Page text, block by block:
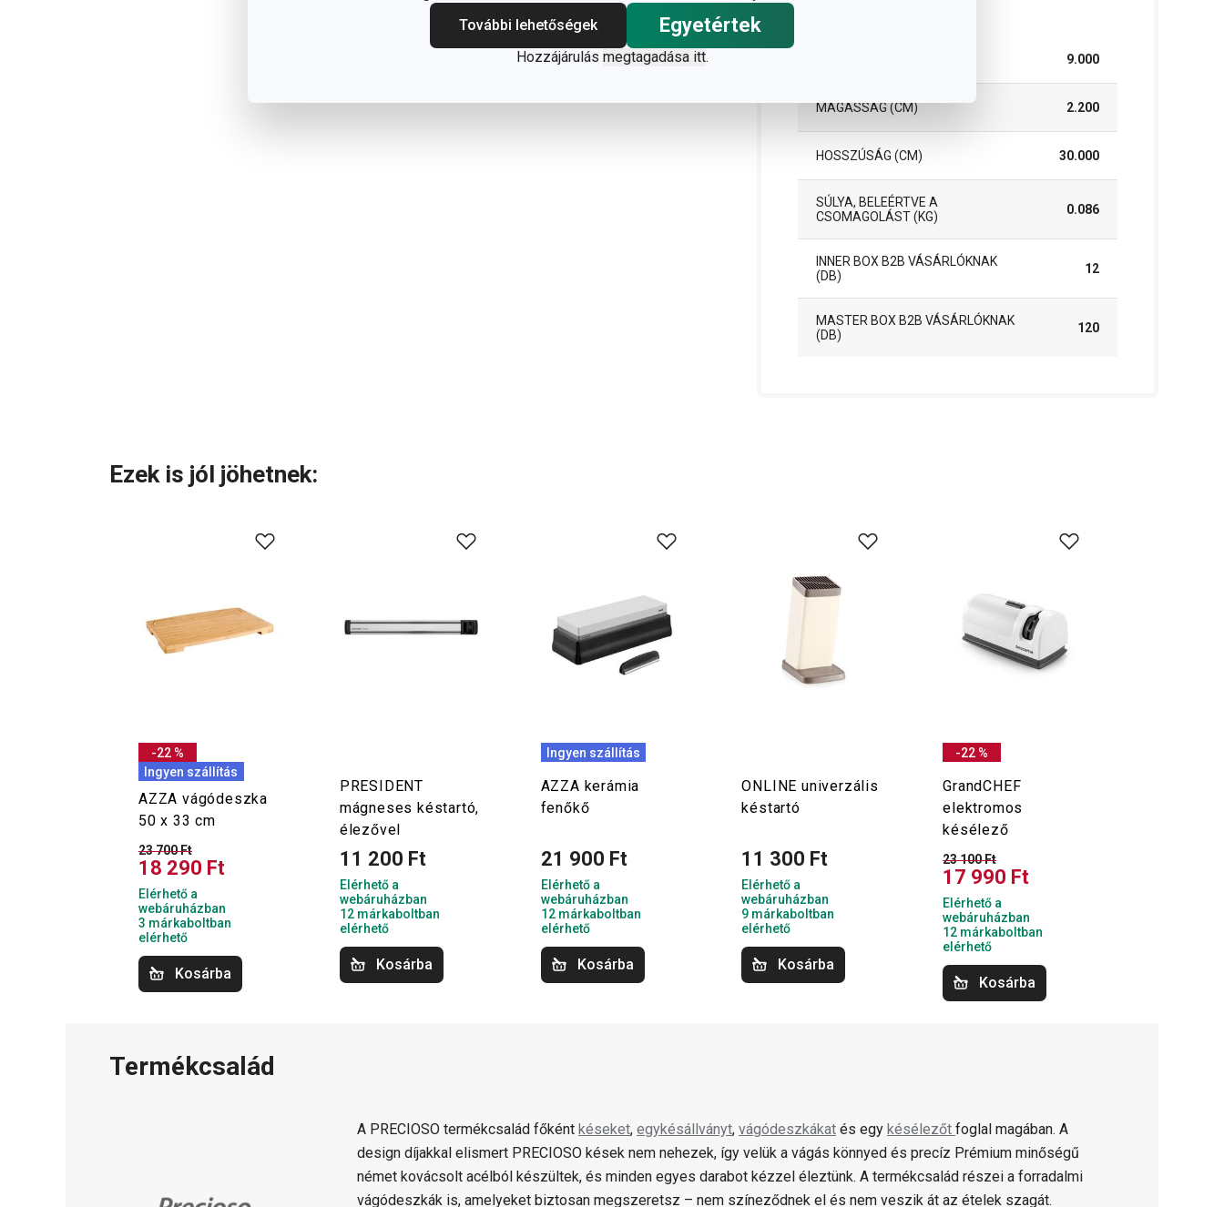
További lehetőségek
Egyetértek
Hozzájárulás megtagadása itt. 9.000
MAGASSÁG (CM) 2.200
HOSSZÚSÁG (CM) 30.000
SÚLYA, BELEÉRTVE A
CSOMAGOLÁST (KG)
0.086
INNER BOX B2B VÁSÁRLÓKNAK
(DB)
12
MASTER BOX B2B VÁSÁRLÓKNAK
(DB)
120
Ezek is jól jöhetnek:
-22 %
Ingyen szállítás
AZZA vágódeszka
50 x 33 cm
23 700 Ft
18 290 Ft
Elérhető a
webáruházban
3 márkaboltban
elérhető
Kosárba
PRESIDENT
mágneses késtartó,
élezővel
11 200 Ft
Elérhető a
webáruházban
12 márkaboltban
elérhető
Kosárba
Ingyen szállítás
AZZA kerámia
fenőkő
21 900 Ft
Elérhető a
webáruházban
12 márkaboltban
elérhető
Kosárba
ONLINE univerzális
késtartó
11 300 Ft
Elérhető a
webáruházban
9 márkaboltban
elérhető
Kosárba
-22 %
GrandCHEF
elektromos
késélező
23 100 Ft
17 990 Ft
Elérhető a
webáruházban
12 márkaboltban
elérhető
Kosárba
Termékcsalád
A PRECIOSO termékcsalád főként késeket, egykésállványt, vágódeszkákat és egy késélezőt foglal magában. A
design díjakkal elismert PRECIOSO kések nem nehezek, így velük a vágás könnyed és precíz Prémium minőségű
német kovácsolt acélból készültek, és minden egyes darabot kézzel éleztünk. A termékcsalád részei a forradalmi
vágódeszkák is, amelyeket biztosan megszeretsz – nem színeződnek el és nem veszik át az ételek szagát.